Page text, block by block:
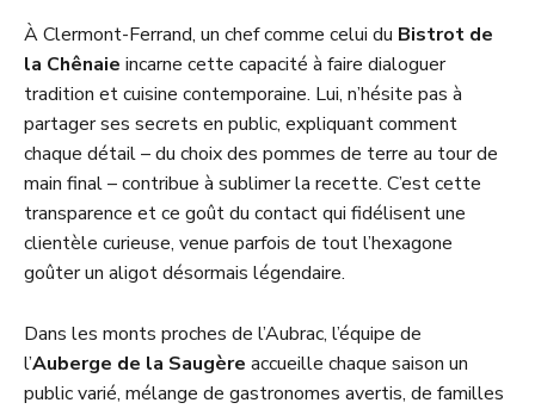
À Clermont-Ferrand, un chef comme celui du Bistrot de
la Chênaie incarne cette capacité à faire dialoguer
tradition et cuisine contemporaine. Lui, n’hésite pas à
partager ses secrets en public, expliquant comment
chaque détail – du choix des pommes de terre au tour de
main final – contribue à sublimer la recette. C’est cette
transparence et ce goût du contact qui fidélisent une
clientèle curieuse, venue parfois de tout l’hexagone
goûter un aligot désormais légendaire.
Dans les monts proches de l’Aubrac, l’équipe de
l’Auberge de la Saugère accueille chaque saison un
public varié, mélange de gastronomes avertis, de familles